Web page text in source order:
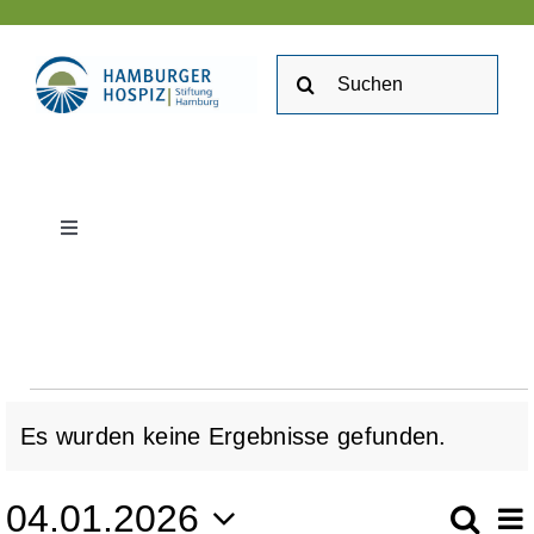
Zum
Inhalt
springen
Suche
nach:
Toggle
Stellenangebote
Veranstaltungen
Es wurden keine Ergebnisse gefunden.
04.01.2026